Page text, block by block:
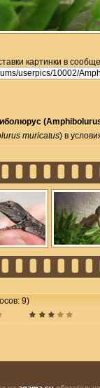
картинки в
muricatus) в
9)